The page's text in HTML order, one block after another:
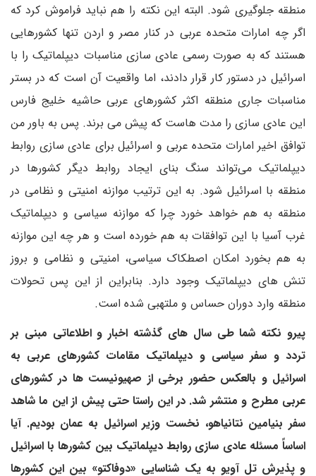
منطقه جلوگیری شود. البته این نکته را هم نباید فراموش کرد که
اگر چه امارات متحده عربی در کنار مصر و اردن تنها کشورهایی
هستند که به صورت رسمی عادی سازی مناسبات دیپلماتیک را با
اسرائیل در دستور کار قرار دادند، اما واقعیت آن است که در بستر
مناسبات جاری منطقه اکثر کشورهای عربی حاشیه خلیج فارس
این عادی سازی را مدت هاست که پیش می برند. پس به باور من
توافق اخیر امارات متحده عربی و اسرائیل برای عادی سازی روابط
دیپلماتیک می‌تواند سنگ بنای ایجاد روابط دیگر کشورها در
منطقه با اسرائیل شود. به این ترتیب موازنه امنیتی و نظامی در
منطقه به هم خواهد خورد چرا که موازنه سیاسی و دیپلماتیک
غرب آسیا با این توافقات به هم خورده است و هر چه این موازنه
به هم بخورد امکان اصطکاک سیاسی، امنیتی و نظامی و بروز
تنش های دیپلماتیک وجود دارد. بنابراین از این پس تحولات
منطقه وارد دوران حساس و ملتهبی شده است.
پیرو نکته شما طی سال های گذشته اخبار و اطلاعاتی مبنی بر
تردد و سفر سیاسی و دیپلماتیک مقامات کشورهای عربی به
اسرائیل و بالعکس حضور برخی از صهیونیست ها در کشورهای
عربی مطرح و منتشر شد. در این راستا حتی پیش از این ما شاهد
سفر بنیامین نتانیاهو، نخست وزیر اسرائیل به عمان بودیم. آیا
اساساً مسئله عادی سازی روابط دیپلماتیک بین کشورها با اسرائیل
و پذیرش تل آویو به یک شناسایی «دوفاکتو» بین این کشورها